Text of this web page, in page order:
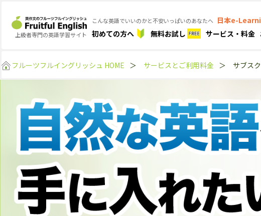
上級者専門の英語学習サイト
こんな英語でいいのかと不安いっぱいのあなたへ 日本e-
初めての方へ
無料お試し サービス・料金
フルーツフルイングリッシュ HOME ＞ サービスとご利用料金 ＞ サブス